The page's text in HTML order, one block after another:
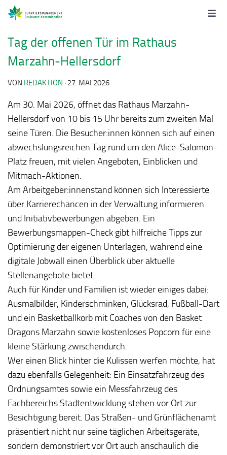
Tag der offenen Tür im Rathaus
Marzahn-Hellersdorf
VON REDAKTION · 27. MAI 2026
Am 30. Mai 2026, öffnet das Rathaus Marzahn-
Hellersdorf von 10 bis 15 Uhr bereits zum zweiten Mal
seine Türen. Die Besucher:innen können sich auf einen
abwechslungsreichen Tag rund um den Alice-Salomon-
Platz freuen, mit vielen Angeboten, Einblicken und
Mitmach-Aktionen.
Am Arbeitgeber:innenstand können sich Interessierte
über Karrierechancen in der Verwaltung informieren
und Initiativbewerbungen abgeben. Ein
Bewerbungsmappen-Check gibt hilfreiche Tipps zur
Optimierung der eigenen Unterlagen, während eine
digitale Jobwall einen Überblick über aktuelle
Stellenangebote bietet.
Auch für Kinder und Familien ist wieder einiges dabei:
Ausmalbilder, Kinderschminken, Glücksrad, Fußball-Dart
und ein Basketballkorb mit Coaches von den Basket
Dragons Marzahn sowie kostenloses Popcorn für eine
kleine Stärkung zwischendurch.
Wer einen Blick hinter die Kulissen werfen möchte, hat
dazu ebenfalls Gelegenheit: Ein Einsatzfahrzeug des
Ordnungsamtes sowie ein Messfahrzeug des
Fachbereichs Stadtentwicklung stehen vor Ort zur
Besichtigung bereit. Das Straßen- und Grünflächenamt
präsentiert nicht nur seine täglichen Arbeitsgeräte,
sondern demonstriert vor Ort auch anschaulich die